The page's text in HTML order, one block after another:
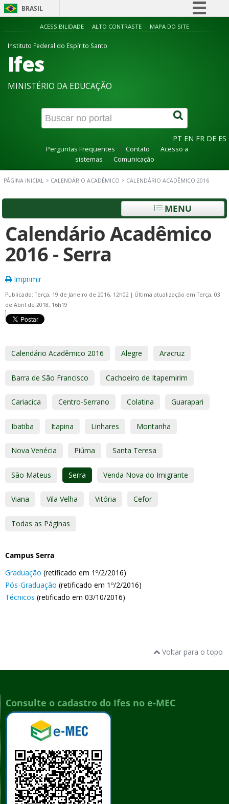
BRASIL
Simplifique!
Canais
ACESSIBILIDADE ALTO CONTRASTE MAPA DO SITE
Instituto Federal do Espírito Santo
Ifes
MINISTÉRIO DA EDUCAÇÃO
PT EN FR DE ES
Perguntas Frequentes Contato
Acesso a
sistemas
Comunicação
PÁGINA INICIAL > CALENDÁRIO ACADÊMICO > CALENDÁRIO ACADÊMICO 2016
MENU
Calendário Acadêmico
2016 - Serra
Imprimir
Publicado: Terça, 19 de Janeiro de 2016, 12h02 | Última atualização em Terça, 03
de Abril de 2018, 16h19
Calendário Acadêmico 2016 Alegre Aracruz
Barra de São Francisco Cachoeiro de Itapemirim
Cariacica Centro-Serrano Colatina Guarapari
Ibatiba Itapina Linhares Montanha
Nova Venécia Piúma Santa Teresa
São Mateus Serra Venda Nova do Imigrante
Viana Vila Velha Vitória Cefor
Todas as Páginas
Campus Serra
Graduação (retificado em 1º/2/2016)
Pós-Graduação (retificado em 1º/2/2016)
Técnicos (retificado em 03/10/2016)
Voltar para o topo
Consulte o cadastro do Ifes no e-MEC